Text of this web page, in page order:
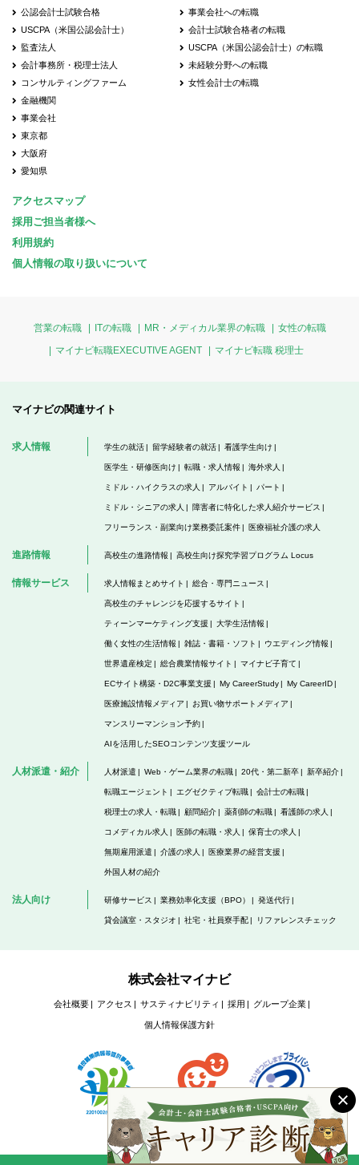
公認会計士試験合格
USCPA（米国公認会計士）
監査法人
会計事務所・税理士法人
コンサルティングファーム
金融機関
事業会社
東京都
大阪府
愛知県
事業会社への転職
会計士試験合格者の転職
USCPA（米国公認会計士）の転職
未経験分野への転職
女性会計士の転職
アクセスマップ
採用ご担当者様へ
利用規約
個人情報の取り扱いについて
営業の転職 ITの転職 MR・メディカル業界の転職
女性の転職
マイナビ転職EXECUTIVE AGENT
マイナビ転職 税理士
マイナビの関連サイト
求人情報 学生の就活 留学経験者の就活 看護学生向け
医学生・研修医向け 転職・求人情報 海外求人
ミドル・ハイクラスの求人 アルバイト パート
ミドル・シニアの求人 障害者に特化した求人紹介サービス
フリーランス・副業向け業務委託案件 医療福祉介護の求人
進路情報 高校生の進路情報 高校生向け探究学習プログラム Locus
情報サービス 求人情報まとめサイト 総合・専門ニュース
高校生のチャレンジを応援するサイト
ティーンマーケティング支援 大学生活情報
働く女性の生活情報 雑誌・書籍・ソフト ウエディング情報
世界遺産検定 総合農業情報サイト マイナビ子育て
ECサイト構築・D2C事業支援 My CareerStudy My CareerID
医療施設情報メディア お買い物サポートメディア
マンスリーマンション予約
AIを活用したSEOコンテンツ支援ツール
人材派遣・紹介 人材派遣 Web・ゲーム業界の転職 20代・第二新卒 新卒紹介
転職エージェント エグゼクティブ転職 会計士の転職
税理士の求人・転職 顧問紹介 薬剤師の転職 看護師の求人
コメディカル求人 医師の転職・求人 保育士の求人
無期雇用派遣 介護の求人 医療業界の経営支援
外国人材の紹介
法人向け 研修サービス 業務効率化支援（BPO） 発送代行
貸会議室・スタジオ 社宅・社員寮手配 リファレンスチェック
株式会社マイナビ
会社概要 アクセス サスティナビリティ 採用 グループ企業
個人情報保護方針